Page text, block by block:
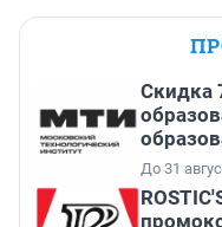
Скидка
До 31